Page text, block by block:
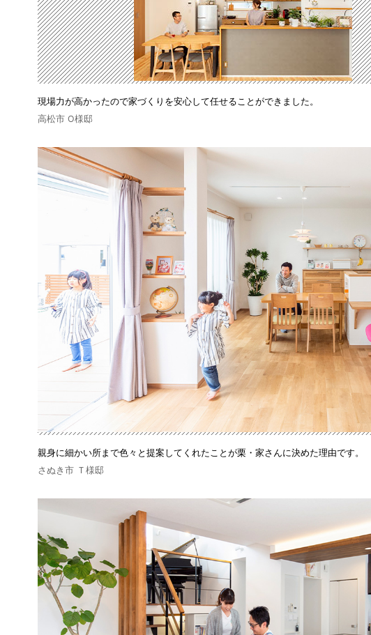
現場力が高かったので家づくりを安心して任せることができました。
高松市 O様邸
親身に細かい所まで色々と提案してくれたことが栗・家さんに決めた理由です。
さぬき市 Ｔ様邸